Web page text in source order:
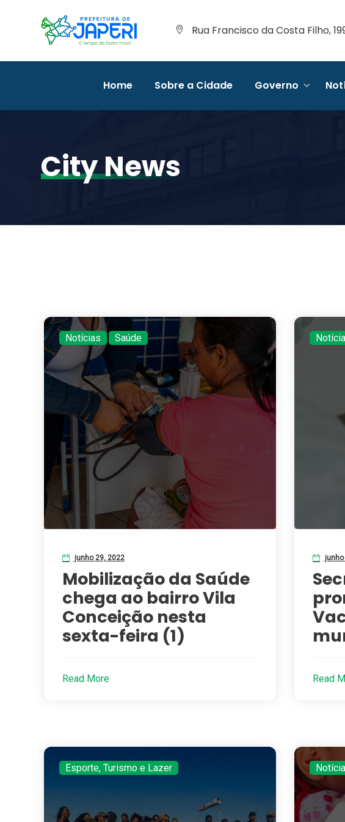
Rua Francisco da Costa Filho,
Home Sobre a Cidade Governo
City News
Notícias , Saúde
junho 29, 2022
Mobilização da Saúde
chega ao bairro Vila
Conceição nesta
sexta-feira (1)
Read More Read
Esporte, Turismo e Lazer